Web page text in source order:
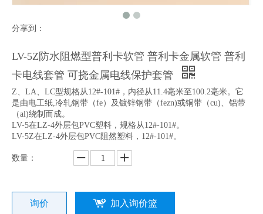
分享到：
LV-5Z防水阻燃型普利卡软管 普利卡金属软管 普利
卡电线套管 可挠金属电线保护套管
Z、LA、LC型规格从12#-101#，内径从11.4毫米至100.2毫米。它
是由电工纸,冷轧钢带（fe）及镀锌钢带（fezn)或铜带（cu)、铝带
（al)绕制而成。
LV-5在LZ-4外层包PVC塑料，规格从12#-101#。
LV-5Z在LZ-4外层包PVC阻然塑料，12#-101#。
数量：
询价 加入询价篮